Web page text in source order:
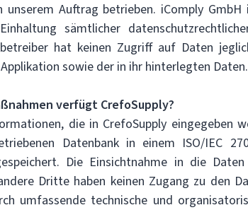
unserem Auftrag betrieben. iComply
sämtlicher
hat keinen Zugriff auf Daten
sowie der in ihr hinterlegten Daten.
verfügt CrefoSupply?
die in CrefoSupply eingegeben
Datenbank in einem ISO/IEC
Die Einsichtnahme in die
Dritte haben keinen Zugang zu den
umfassende technische und